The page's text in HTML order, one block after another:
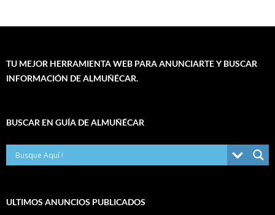
TU MEJOR HERRAMIENTA WEB PARA ANUNCIARTE Y BUSCAR
INFORMACIÓN DE ALMUÑÉCAR.
BUSCAR EN GUÍA DE ALMUÑÉCAR
ULTIMOS ANUNCIOS PUBLICADOS